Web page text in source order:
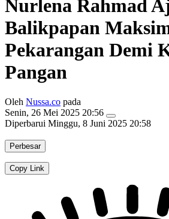
Nurlena Rahmad
Balikpapan
Pekarangan Demi
Pangan
Oleh Nussa.co pada
Senin, 26 Mei 2025 20:56
Diperbarui Minggu, 8 Juni 2025 20:58
Perbesar
Copy Link